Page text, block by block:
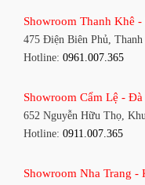
1448 Huỳnh Tấn Phát,
Hotline:0961.007.365
348 Đ. Bạch Đằng, P. 14,
Hotline:0911.007.365
591 Hoàng Văn Thụ, P. 4,
Showroom Thanh Khê
475 Điện Biên Phủ,
Hotline: 0961.007.365
Showroom Cẩm Lệ - Đà
652 Nguyễn Hữu Thọ,
Hotline: 0911.007.365
Showroom Nha Trang -